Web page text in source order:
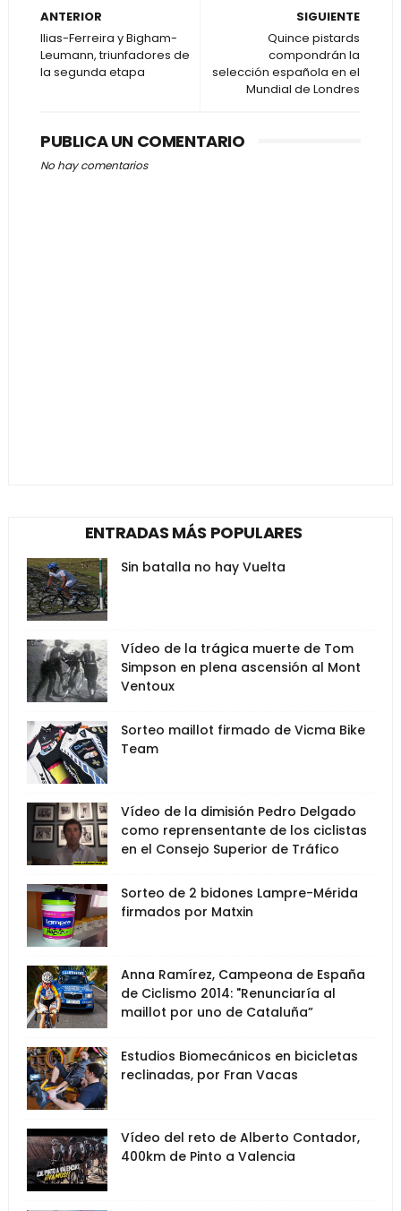
SIGUIENTE
Quince pistards
compondrán la
selección española en el
Mundial de Londres
ANTERIOR
Ilias-Ferreira y Bigham-
Leumann, triunfadores de
la segunda etapa
PUBLICA UN COMENTARIO
No hay comentarios
ENTRADAS MÁS POPULARES
Sin batalla no hay Vuelta
Vídeo de la trágica muerte de Tom
Simpson en plena ascensión al Mont
Ventoux
Sorteo maillot firmado de Vicma Bike
Team
Vídeo de la dimisión Pedro Delgado
como reprensentante de los ciclistas
en el Consejo Superior de Tráfico
Sorteo de 2 bidones Lampre-Mérida
firmados por Matxin
Anna Ramírez, Campeona de España
de Ciclismo 2014: "Renunciaría al
maillot por uno de Cataluña”
Estudios Biomecánicos en bicicletas
reclinadas, por Fran Vacas
Vídeo del reto de Alberto Contador,
400km de Pinto a Valencia